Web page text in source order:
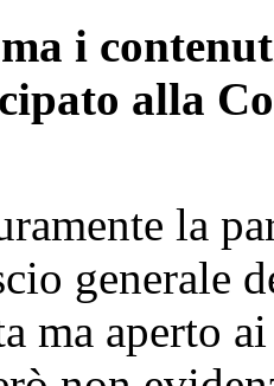
i
alla
la
generale
ma aperto